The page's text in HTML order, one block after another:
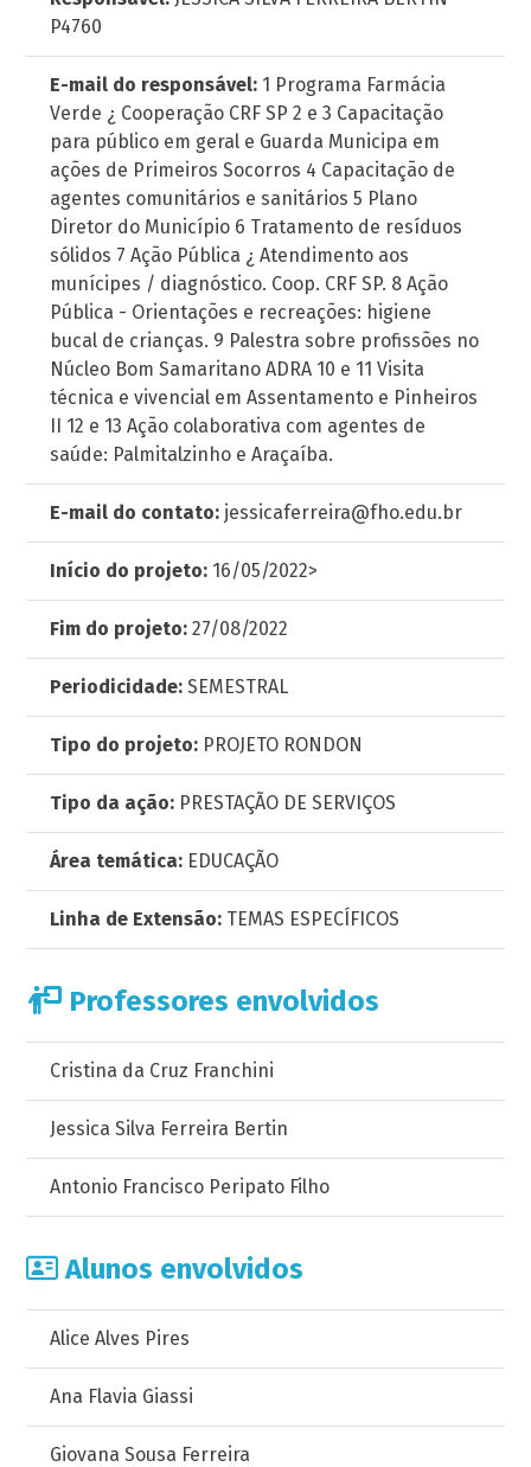
P4760
E-mail do responsável: 1 Programa Farmácia
Verde ¿ Cooperação CRF SP 2 e 3 Capacitação
para público em geral e Guarda Municipa em
ações de Primeiros Socorros 4 Capacitação de
agentes comunitários e sanitários 5 Plano
Diretor do Município 6 Tratamento de resíduos
sólidos 7 Ação Pública ¿ Atendimento aos
munícipes / diagnóstico. Coop. CRF SP. 8 Ação
Pública - Orientações e recreações: higiene
bucal de crianças. 9 Palestra sobre profissões no
Núcleo Bom Samaritano ADRA 10 e 11 Visita
técnica e vivencial em Assentamento e Pinheiros
II 12 e 13 Ação colaborativa com agentes de
saúde: Palmitalzinho e Araçaíba.
E-mail do contato: jessicaferreira@fho.edu.br
Início do projeto: 16/05/2022>
Fim do projeto: 27/08/2022
Periodicidade: SEMESTRAL
Tipo do projeto: PROJETO RONDON
Tipo da ação: PRESTAÇÃO DE SERVIÇOS
Área temática: EDUCAÇÃO
Linha de Extensão: TEMAS ESPECÍFICOS
Professores envolvidos
Cristina da Cruz Franchini
Jessica Silva Ferreira Bertin
Antonio Francisco Peripato Filho
Alunos envolvidos
Alice Alves Pires
Ana Flavia Giassi
Giovana Sousa Ferreira